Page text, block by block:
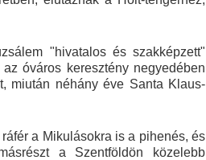
"hivatalos és szakképzett"
óváros keresztény negyedében
miután néhány éve Santa Klaus-
a Mikulásokra is a pihenés, és
a Szentföldön közelebb